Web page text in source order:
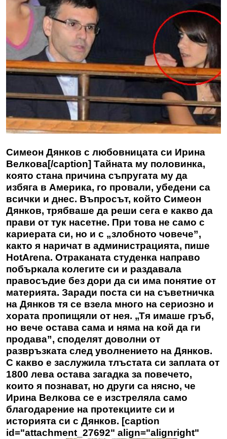
Симеон Дянков с любовницата си Ирина
Велкова[/caption] Тайната му половинка,
която стана причина съпругата му да
избяга в Америка, го провали, убедени са
всички и днес. Въпросът, който Симеон
Дянков, трябваше да реши сега е какво да
прави от тук насетне. При това не само с
кариерата си, но и с „злобното човече”,
както я наричат в администрацията, пише
HotArena. Отраканата студенка направо
побъркала колегите си и раздавала
правосъдие без дори да си има понятие от
материята. Заради поста си на съветничка
на Дянков тя се взела много на сериозно и
хората пропищяли от нея. „Тя имаше гръб,
но вече остава сама и няма на кой да ги
продава”, споделят доволни от
развръзката след уволнението на Дянков.
С какво е заслужила тлъстата си заплата от
1800 лева остава загадка за повечето,
които я познават, но други са нясно, че
Ирина Велкова се е изстреляла само
благодарение на протекциите си и
историята си с Дянков. [caption
id="attachment_27692" align="alignright"